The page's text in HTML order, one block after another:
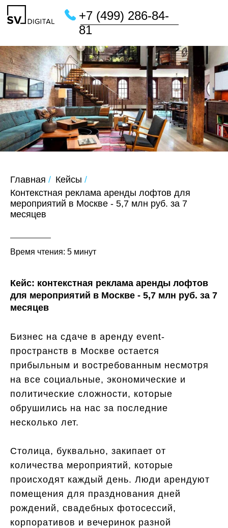
+7 (499) 286-84-
Главная / Кейсы /
Контекстная реклама аренды лофтов для
мероприятий в Москве - 5,7 млн руб. за 7
месяцев
Время чтения: 5 минут
Кейс: контекстная реклама аренды лофтов
для мероприятий в Москве - 5,7 млн руб. за 7
месяцев
Бизнес на сдаче в аренду event-
пространств в Москве остается
прибыльным и востребованным несмотря
на все социальные, экономические и
политические сложности, которые
обрушились на нас за последние
несколько лет.
Столица, буквально, закипает от
количества мероприятий, которые
происходят каждый день. Люди арендуют
помещения для празднования дней
рождений, свадебных фотосессий,
корпоративов и вечеринок разной